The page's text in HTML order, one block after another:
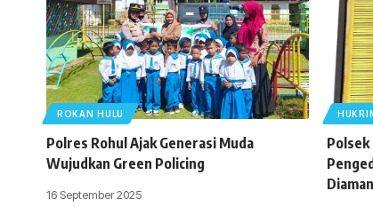
ROKAN HULU
Polres Rohul Ajak Generasi Muda
Wujudkan Green Policing
16 September 2025
Polsek